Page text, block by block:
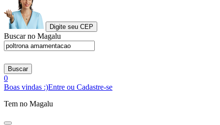
Digite seu CEP
Buscar no Magalu
Buscar
0
Boas vindas :)Entre ou Cadastre-se
Tem no Magalu